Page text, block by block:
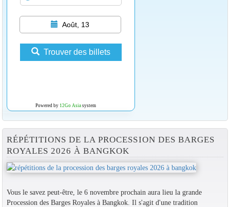
Août, 13
Trouver des billets
Powered by 12Go Asiasystem
RÉPÉTITIONS DE LA PROCESSION DES BARGES
ROYALES 2026 À BANGKOK
Vous le savez peut-être, le 6 novembre prochain aura lieu la grande
Procession des Barges Royales à Bangkok. Il s'agit d'une tradition